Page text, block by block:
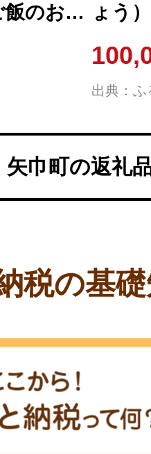
飯のお
ょう
礼品
幅 矢
応援
者 医
ツ 緑
出典：ふ
矢巾町の返礼
税の基